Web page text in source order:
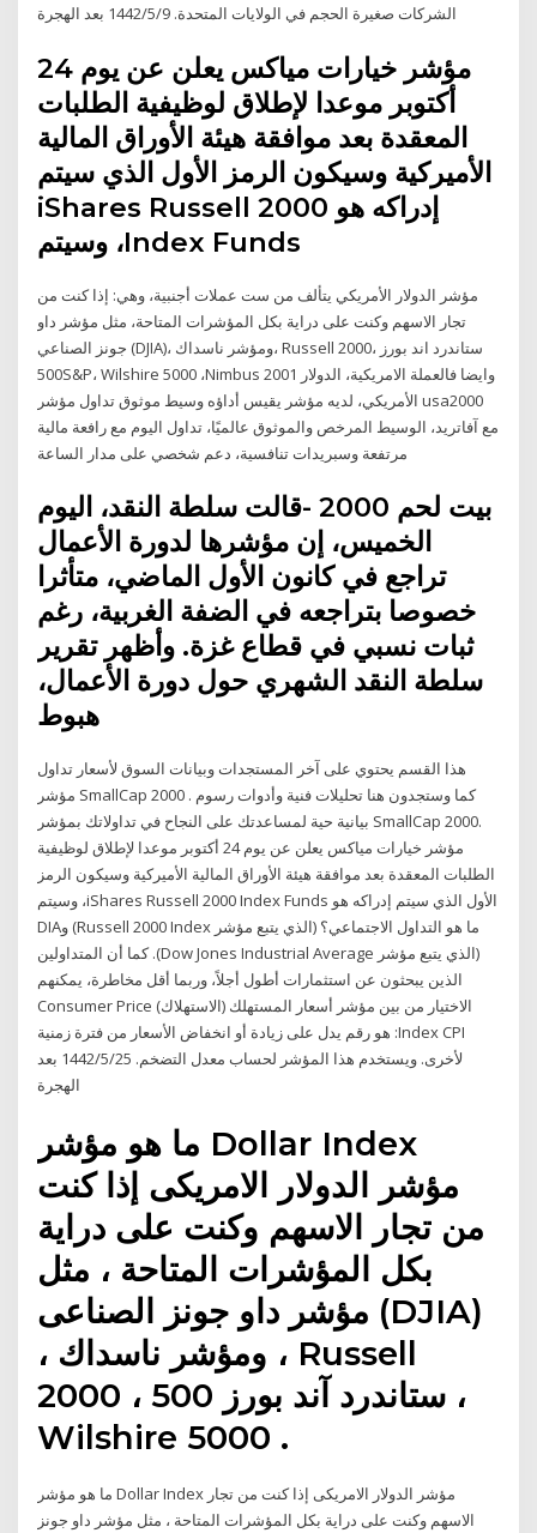
الشركات صغيرة الحجم في الولايات المتحدة. 9‏‏/5‏‏/1442 بعد الهجرة
‫مؤشر خيارات مياكس يعلن عن يوم 24
أكتوبر موعدا لإطلاق لوظيفية الطلبات
المعقدة بعد موافقة هيئة الأوراق المالية
الأميركية وسيكون الرمز الأول الذي سيتم
إدراكه هو iShares Russell 2000
Index Funds، وسيتم
مؤشر الدولار الأمريكي يتألف من ست عملات أجنبية، وهي: إذا كنت من
تجار الاسهم وكنت على دراية بكل المؤشرات المتاحة، مثل مؤشر داو
جونز الصناعي (DJIA)، ومؤشر ناسداك، Russell 2000، ستاندرد اند بورز
500S&P، Wilshire 5000 ،Nimbus 2001 وايضا فالعملة الامريكية، الدولار
الأمريكي، لديه مؤشر يقيس أداؤه وسيط موثوق تداول مؤشر usa2000
مع آفاتريد، الوسيط المرخص والموثوق عالميًا، تداول اليوم مع رافعة مالية
مرتفعة وسبريدات تنافسية، دعم شخصي على مدار الساعة
بيت لحم 2000 -قالت سلطة النقد، اليوم
الخميس، إن مؤشرها لدورة الأعمال
تراجع في كانون الأول الماضي، متأثرا
خصوصا بتراجعه في الضفة الغربية، رغم
ثبات نسبي في قطاع غزة. وأظهر تقرير
سلطة النقد الشهري حول دورة الأعمال،
هبوط
هذا القسم يحتوي على آخر المستجدات وبيانات السوق لأسعار تداول
مؤشر SmallCap 2000 . كما وستجدون هنا تحليلات فنية وأدوات رسوم
بيانية حية لمساعدتك على النجاح في تداولاتك بمؤشر SmallCap 2000.
‫مؤشر خيارات مياكس يعلن عن يوم 24 أكتوبر موعدا لإطلاق لوظيفية
الطلبات المعقدة بعد موافقة هيئة الأوراق المالية الأميركية وسيكون الرمز
الأول الذي سيتم إدراكه هو iShares Russell 2000 Index Funds، وسيتم
ما هو التداول الاجتماعي؟ (الذي يتبع مؤشر Russell 2000 Index) وDIA
(الذي يتبع مؤشر Dow Jones Industrial Average). كما أن المتداولين
الذين يبحثون عن استثمارات أطول أجلاً، وربما أقل مخاطرة، يمكنهم
الاختيار من بين مؤشر أسعار المستهلك (الاستهلاك) Consumer Price
Index CPI: هو رقم يدل على زيادة أو انخفاض الأسعار من فترة زمنية
لأخرى. ويستخدم هذا المؤشر لحساب معدل التضخم. 25‏‏/5‏‏/1442 بعد
الهجرة
ما هو مؤشر Dollar Index
مؤشر الدولار الامريكى إذا كنت
من تجار الاسهم وكنت على دراية
بكل المؤشرات المتاحة ، مثل
مؤشر داو جونز الصناعى (DJIA)
، ومؤشر ناسداك ، Russell
2000 ، ستاندرد آند بورز 500 ،
Wilshire 5000 .
ما هو مؤشر Dollar Index مؤشر الدولار الامريكى إذا كنت من تجار
الاسهم وكنت على دراية بكل المؤشرات المتاحة ، مثل مؤشر داو جونز